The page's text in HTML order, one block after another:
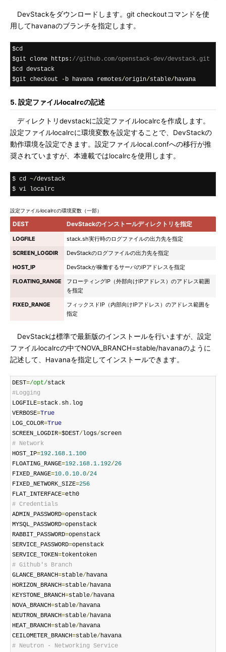
DevStackをダウンロードします。git checkoutコマンドを使
用してhavanaのブランチを指定します。
$cd
$git clone https : //github.com/openstack-dev/devstack.git
$cd devstack
$git checkout
-b havana remotes/origin/stable/havana
5. 設定ファイルlocalrcの記述
ディレクトリdevstackに設定ファイルlocalrcを作成します。
設定ファイルlocalrcに環境変数を設定することで、DevStackの
動作環境を設定できます。設定ファイルlocal.confへの移行が推
奨されていますが、本連載ではlocalrcを使用します。
$ cd ~/devstack
$ vi localrc
設定ファイルlocalrcの環境変数（一部）
DEST DevStackのインストールディレクトリを指定
LOGFILE
stack.sh実行時のログファイルの出力先を指定
SCREEN_LOGDIR
DevStackのログファイルの出力先を指定
HOST_IP
DevStackが稼働するサーバのIPアドレスを指定
FLOATING_RANGE
フローティングIP（外部向けIPアドレス）のアドレス範囲
を指定
FIXED_RANGE
フィックスドIP（内部向けIPアドレス）のアドレス範囲を
指定
DevStackは標準で最新版のインストールを行いますが、設定
ファイルlocalrcの中でNOVA_BRANCH=stable/havanaのように
記述して、Havanaを指定してインストールできます。
DEST=/opt/
#Logging
LOGFILE=stack. sh. log
VERBOSE=True
LOG_COLOR=True
SCREEN_LOGDIR=$DEST/ logs/
# Network
HOST_IP=192.168.1.100
FLOATING_RANGE=192.168.1.192/26
FIXED_RANGE=10.0.10.0/24
FIXED_NETWORK_SIZE=256
FLAT_INTERFACE=
# Credentials
ADMIN_PASSWORD=openstack
MYSQL_PASSWORD=openstack
RABBIT_PASSWORD=openstack
SERVICE_PASSWORD=openstack
SERVICE_TOKEN=
# Github's Branch
GLANCE_BRANCH=stable/havana
HORIZON_BRANCH=stable/havana
KEYSTONE_BRANCH=stable/havana
NOVA_BRANCH=stable/havana
NEUTRON_BRANCH=stable/havana
HEAT_BRANCH=stable/havana
CEILOMETER_BRANCH=stable/
# Neutron - Networking Service